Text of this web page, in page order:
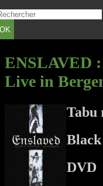
OK
ENSLAVED
Live in
Tabu
DVD